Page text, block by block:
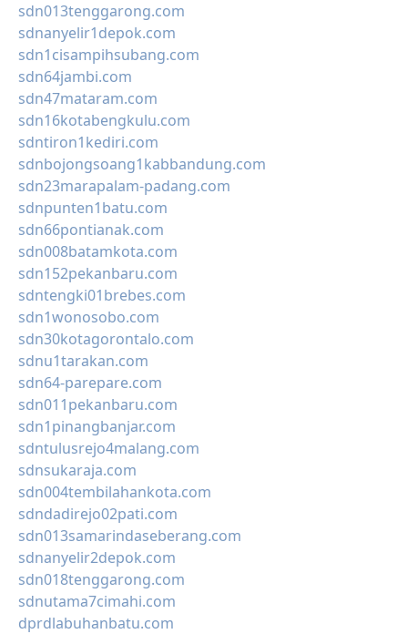
sdn013tenggarong.com
sdnanyelir1depok.com
sdn1cisampihsubang.com
sdn64jambi.com
sdn47mataram.com
sdn16kotabengkulu.com
sdntiron1kediri.com
sdnbojongsoang1kabbandung.com
sdn23marapalam-padang.com
sdnpunten1batu.com
sdn66pontianak.com
sdn008batamkota.com
sdn152pekanbaru.com
sdntengki01brebes.com
sdn1wonosobo.com
sdn30kotagorontalo.com
sdnu1tarakan.com
sdn64-parepare.com
sdn011pekanbaru.com
sdn1pinangbanjar.com
sdntulusrejo4malang.com
sdnsukaraja.com
sdn004tembilahankota.com
sdndadirejo02pati.com
sdn013samarindaseberang.com
sdnanyelir2depok.com
sdn018tenggarong.com
sdnutama7cimahi.com
dprdlabuhanbatu.com